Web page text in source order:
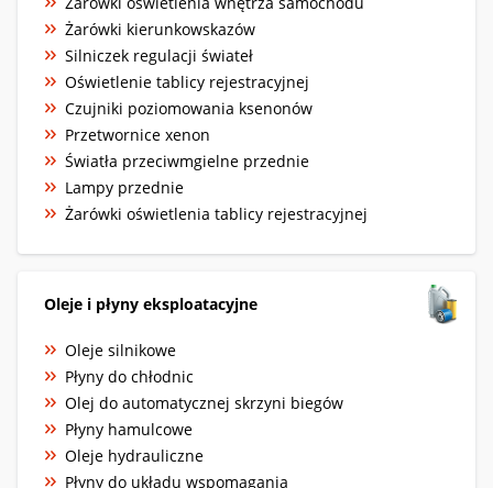
Żarówki kierunkowskazów
Silniczek regulacji świateł
Oświetlenie tablicy rejestracyjnej
Czujniki poziomowania ksenonów
Przetwornice xenon
Światła przeciwmgielne przednie
Lampy przednie
Żarówki oświetlenia tablicy rejestracyjnej
Oleje i płyny eksploatacyjne
Oleje silnikowe
Płyny do chłodnic
Olej do automatycznej skrzyni biegów
Płyny hamulcowe
Oleje hydrauliczne
Płyny do układu wspomagania